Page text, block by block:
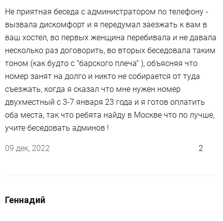
Не приятная беседа с администратором по телефону -
вызвала дискомфорт и я передумал заезжать к вам в
ваш хостел, во первых женщина перебивала и не давала
несколько раз договорить, во вторых беседовала таким
тоном (как будто с "барского плеча" ), объясняя что
номер занят на долго и никто не собирается от туда
съезжать, когда я сказал что мне нужен номер
двухместный с 3-7 января 23 года и я готов оплатить
оба места, так что ребята найду в Москве что по лучше,
учите беседовать админов !
09 дек, 2022 2
Геннадий